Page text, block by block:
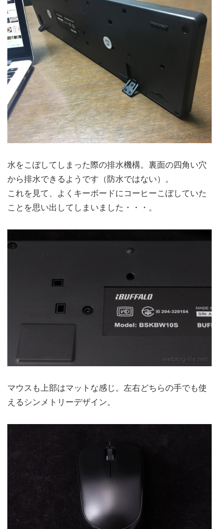
水をこぼしてしまった際の排水機構。裏面の四角い穴
から排水できるようです（防水ではない）。
これを見て、よくキーボードにコーヒーこぼしていた
ことを思い出してしまいました・・・。
マウスも上部はマットな感じ。左右どちらの手でも使
えるシンメトリーデザイン。